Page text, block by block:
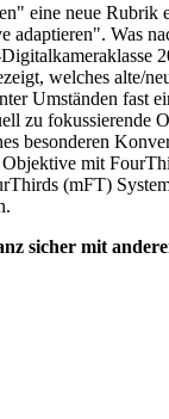
eine neue Rubrik
adaptieren". Was
welches alte/
Umständen fast
zu fokussierende
besonderen
mit
(mFT)
sicher mit